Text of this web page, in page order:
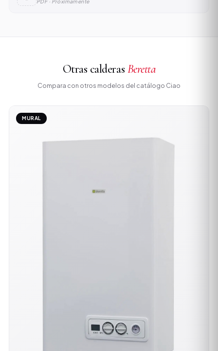
Otras calderas Beretta
Compara con otros modelos del catálogo Ciao
MURAL